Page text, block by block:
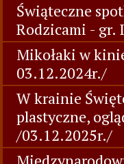
Świąteczne
Rodzicami -
Mikołaki w
03.12.2024r./
W krainie
plastyczne,
/03.12.2025r./